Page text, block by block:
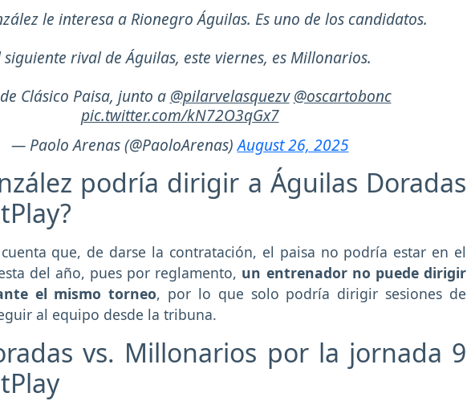
le interesa a Rionegro Águilas. Es uno de los candidatos.
siguiente rival de Águilas, este viernes, es Millonarios.
Clásico Paisa, junto a @pilarvelasquezv @oscartobonc
pic.twitter.com/kN72O3qGx7
— Paolo Arenas (@PaoloArenas)August 26, 2025
podría dirigir a Águilas Doradas
que, de darse la contratación, el paisa no podría estar en el
del año, pues por reglamento, un entrenador no puede dirigir
el mismo torneo, por lo que solo podría dirigir sesiones de
al equipo desde la tribuna.
vs. Millonarios por la jornada 9